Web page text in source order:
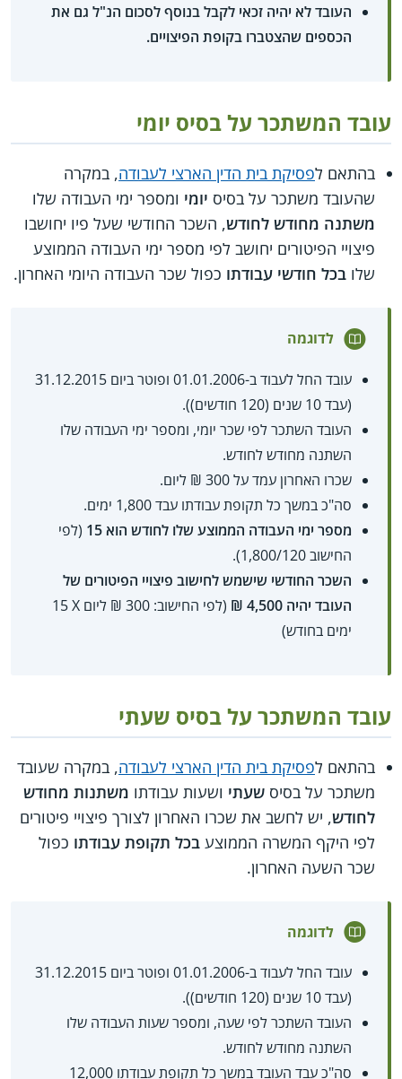
העובד לא יהיה זכאי לקבל בנוסף לסכום הנ"ל גם את
הכספים שהצטברו בקופת הפיצויים.
עובד המשתכר על בסיס יומי
בהתאם לפסיקת בית הדין הארצי לעבודה, במקרה
שהעובד משתכר על בסיס יומי ומספר ימי העבודה שלו
משתנה מחודש לחודש, השכר החודשי שעל פיו יחושבו
פיצויי הפיטורים יחושב לפי מספר ימי העבודה הממוצע
שלו בכל חודשי עבודתו כפול שכר העבודה היומי האחרון.
לדוגמה
עובד החל לעבוד ב-01.01.2006 ופוטר ביום 31.12.2015
(עבד 10 שנים (120 חודשים)).
העובד השתכר לפי שכר יומי, ומספר ימי העבודה שלו
השתנה מחודש לחודש.
שכרו האחרון עמד על 300 ₪ ליום.
סה"כ במשך כל תקופת עבודתו עבד 1,800 ימים.
מספר ימי העבודה הממוצע שלו לחודש הוא 15
(לפי
החישוב 1,800/120).
השכר החודשי שישמש לחישוב פיצויי הפיטורים של
העובד יהיה 4,500 ₪
(לפי החישוב: 300 ₪ ליום X‏ 15
ימים בחודש)
עובד המשתכר על בסיס שעתי
בהתאם לפסיקת בית הדין הארצי לעבודה, במקרה שעובד
משתכר על בסיס שעתי ושעות עבודתו משתנות מחודש
לחודש, יש לחשב את שכרו האחרון לצורך פיצויי פיטורים
לפי היקף המשרה הממוצע בכל תקופת עבודתו כפול
שכר השעה האחרון.
לדוגמה
עובד החל לעבוד ב-01.01.2006 ופוטר ביום 31.12.2015
(עבד 10 שנים (120 חודשים)).
העובד השתכר לפי שעה, ומספר שעות העבודה שלו
השתנה מחודש לחודש.
סה"כ עבד העובד במשך כל תקופת עבודתו 12,000